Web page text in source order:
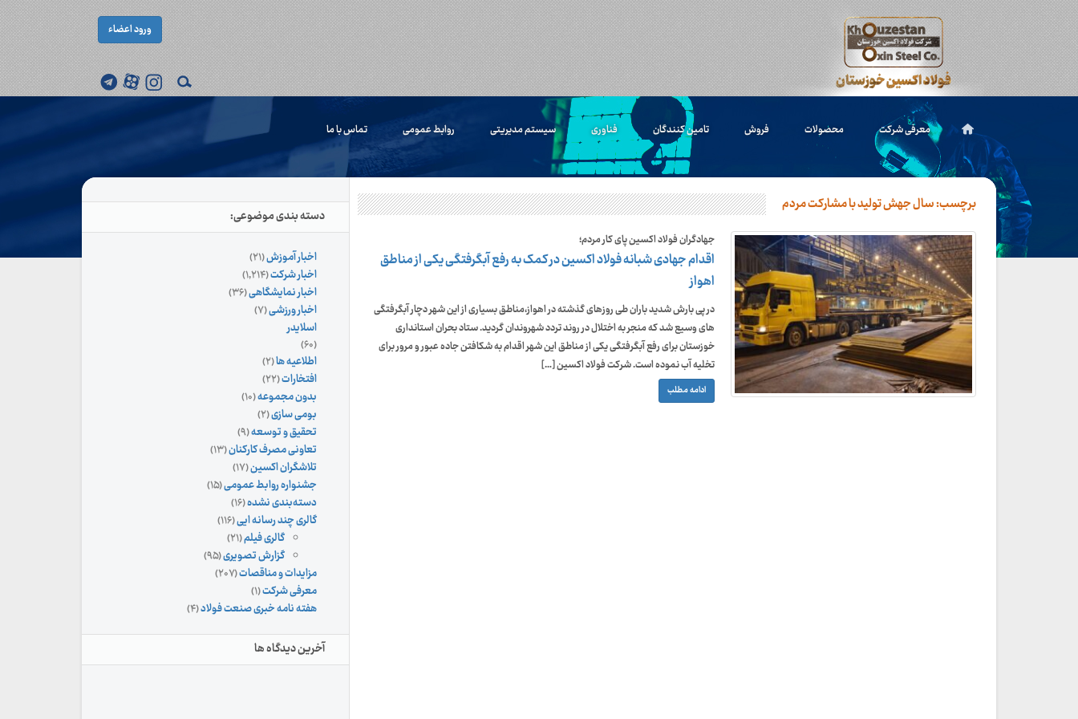
ورود اعضاء
معرفی شرکت محصولات فروش تامین کنندگان فناوری سیستم مدیریتی روابط عمومی تماس با ما
برچسب:سال جهش تولید با مشارکت مردم
جهادگران فولاد اکسین پای کار مردم؛
اقدام جهادی شبانه فولاد اکسین در کمک به رفع آبگرفتگی یکی از مناطق
اهواز
در پی بارش شدید باران طی روزهای گذشته در اهواز،مناطق بسیاری از این شهر دچار آبگرفتگی
های وسیع شد که منجر به اختلال در روند تردد شهروندان گردید. ستاد بحران استانداری
خوزستان برای رفع آبگرفتگی یکی از مناطق این شهر اقدام به شکافتن جاده عبور و مرور برای
تخلیه آب نموده است. شرکت فولاد اکسین […]
ادامه مطلب
دسته بندی موضوعی:
اخبار آموزش(۲۱)
اخبار شرکت(۱,۲۱۴)
اخبار نمایشگاهی(۳۶)
اخبار ورزشی(۷)
اسلایدر
(۶۰)
اطلاعیه ها(۲)
افتخارات(۲۲)
بدون مجموعه(۱۰)
بومی سازی(۲)
تحقیق و توسعه(۹)
تعاونی مصرف کارکنان(۱۳)
تلاشگران اکسین(۱۷)
جشنواره روابط عمومی(۱۵)
دسته‌بندی نشده(۱۶)
گالری چند رسانه ایی(۱۱۶)
گالری فیلم(۲۱)
گزارش تصویری(۹۵)
مزایدات و مناقصات(۲۰۷)
معرفی شرکت(۱)
هفته نامه خبری صنعت فولاد(۴)
آخرین دیدگاه ها